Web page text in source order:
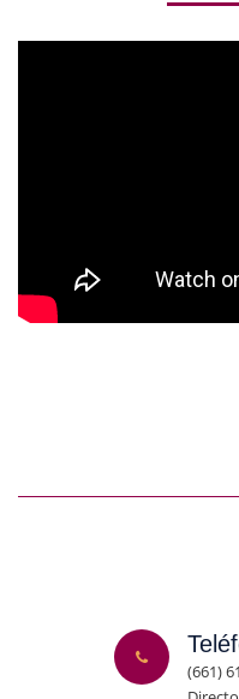
(661)